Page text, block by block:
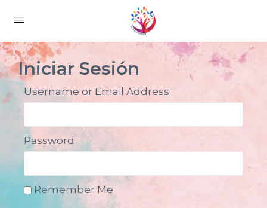
Iniciar Sesión
Username or Email Address
Password
Remember Me